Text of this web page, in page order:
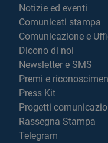
Notizie ed eventi
Comunicati stampa
Comunicazione e
Dicono di noi
Newsletter e SMS
Premi e
Press Kit
Progetti
Rassegna Stampa
Telegram